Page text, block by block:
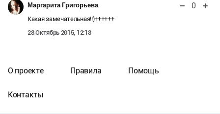
Маргарита Григорьева 0
Какая замечательная!!)++++++
28 Октябрь 2015, 12:18
О проекте Правила Помощь
Контакты